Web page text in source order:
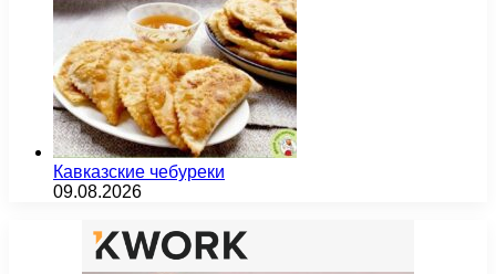
Кавказские чебуреки
09.08.2026